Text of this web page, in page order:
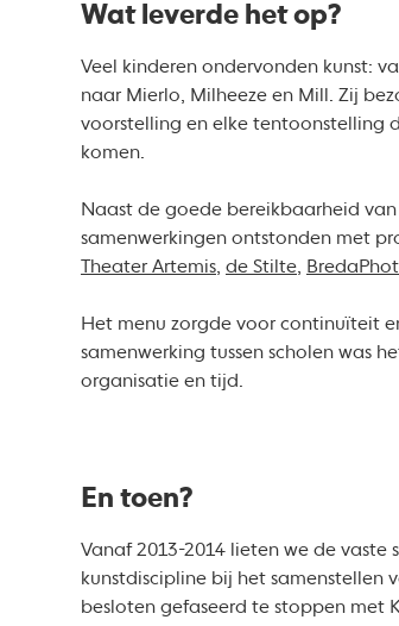
Wat leverde het op?
Veel kinderen ondervonden kunst:
naar Mierlo, Milheeze en Mill. Zij
voorstelling en elke tentoonstelling
komen.
Naast de goede bereikbaarheid
samenwerkingen ontstonden met
Theater Artemis, de Stilte,
Het menu zorgde voor continuïteit
samenwerking tussen scholen was
organisatie en tijd.
En toen?
Vanaf 2013-2014 lieten we de vaste
kunstdiscipline bij het samenstellen
besloten gefaseerd te stoppen met